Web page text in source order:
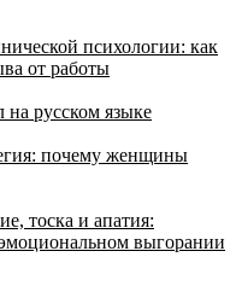
психологии: как
от работы
русском языке
почему женщины
тоска и апатия:
выгорании